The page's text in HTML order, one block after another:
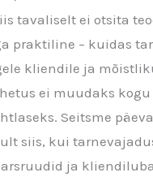
tavaliselt ei otsita
praktiline – kuidas
kliendile ja
ei muudaks
Seitsme
siis, kui
ja